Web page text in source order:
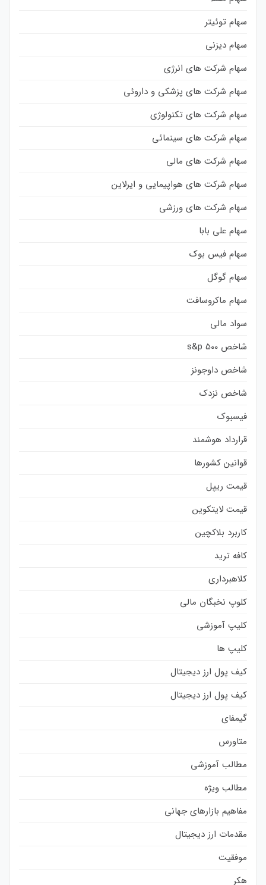
سهام توئیتر
سهام دیزنی
سهام شرکت های انرژی
سهام شرکت های پزشکی و داروئی
سهام شرکت های تکنولوژی
سهام شرکت های سینمائی
سهام شرکت های مالی
سهام شرکت های هواپیمایی و ایرلاین
سهام شرکت های ورزشی
سهام علی بابا
سهام فیس بوک
سهام گوگل
سهام ماکروسافت
سواد مالی
شاخص s&p 500
شاخص داوجونز
شاخص نزدک
فیسبوک
قرارداد هوشمند
قوانین کشورها
قیمت ریپل
قیمت لایتکوین
کاربرد بلاکچین
کافه ترید
کلاهبرداری
کلوپ نخبگان مالی
کلیپ آموزشی
کلیپ ها
کیف پول ارز دیجیتال
کیف پول ارز دیجیتال
گیمفای
متاورس
مطالب آموزشی
مطالب ویژه
مفاهیم بازارهای جهانی
مقدمات ارز دیجیتال
موفقیت
هکر